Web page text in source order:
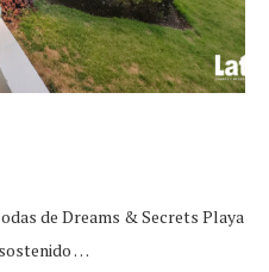
de Dreams & Secrets Playa
…